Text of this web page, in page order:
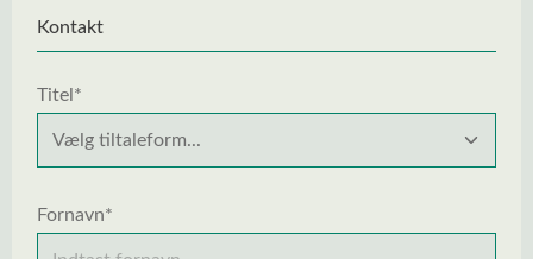
Kontakt
Titel*
Fornavn*